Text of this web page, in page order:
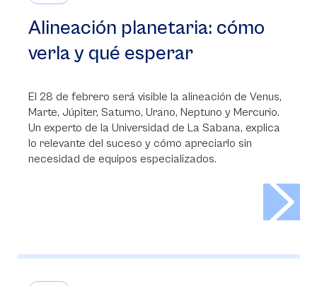
Alineación planetaria: cómo
verla y qué esperar
El 28 de febrero será visible la alineación de Venus,
Marte, Júpiter, Saturno, Urano, Neptuno y Mercurio.
Un experto de la Universidad de La Sabana, explica
lo relevante del suceso y cómo apreciarlo sin
necesidad de equipos especializados.